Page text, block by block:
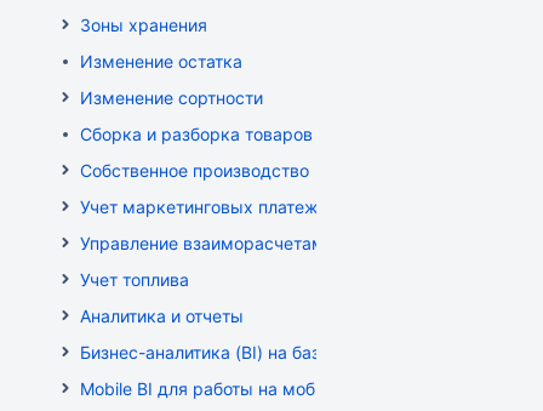
Зоны хранения
Изменение остатка
Изменение сортности
Сборка и разборка товаров
Собственное производство
Учет маркетинговых платежей
Управление взаиморасчетами
Учет топлива
Аналитика и отчеты
Бизнес-аналитика (BI) на базе OLAP DRUID
Mobile BI для работы на мобильных устройствах